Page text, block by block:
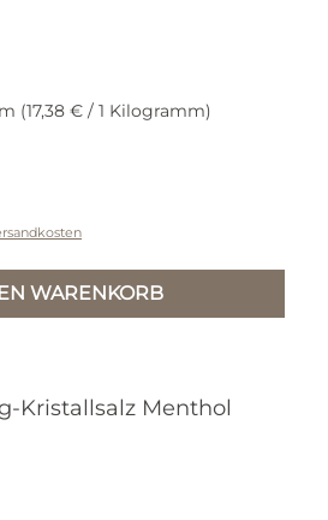
(17,38 € / 1 Kilogramm)
WARENKORB